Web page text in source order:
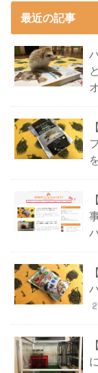
最近の記事